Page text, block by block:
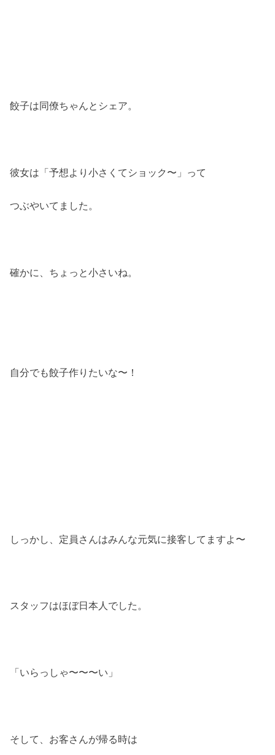
餃子は同僚ちゃんとシェア。
彼女は「予想より小さくてショック〜」って
つぶやいてました。
確かに、ちょっと小さいね。
自分でも餃子作りたいな〜！
しっかし、定員さんはみんな元気に接客してますよ〜
スタッフはほぼ日本人でした。
「いらっしゃ〜〜〜い」
そして、お客さんが帰る時は